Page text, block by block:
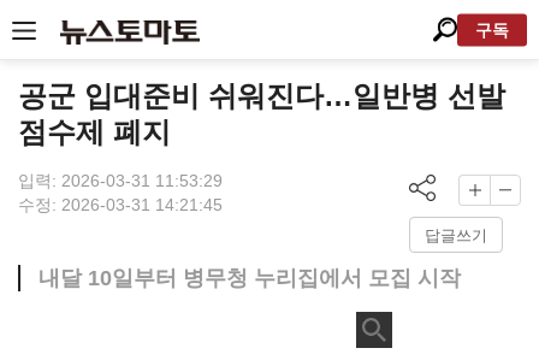
구독
공군 입대준비 쉬워진다…일반병 선발
점수제 폐지
입력: 2026-03-31 11:53:29
수정: 2026-03-31 14:21:45
답글쓰기
내달 10일부터 병무청 누리집에서 모집 시작